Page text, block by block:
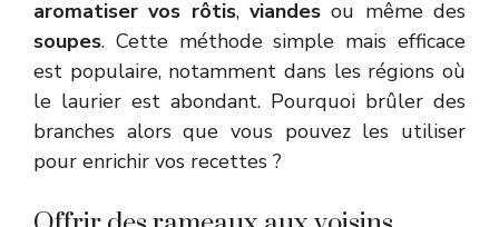
aromatiser vos rôtis,viandes ou même des
soupes. Cette méthode simple mais efficace
est populaire, notamment dans les régions où
le laurier est abondant. Pourquoi brûler des
branches alors que vous pouvez les utiliser
pour enrichir vos recettes ?